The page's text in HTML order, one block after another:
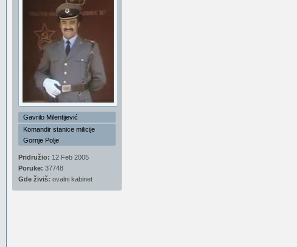
Gavrilo Milentijević
Komandir stanice milicije
Gornje Polje
Pridružio: 12 Feb 2005
Poruke: 37748
Gde živiš: ovalni kabinet